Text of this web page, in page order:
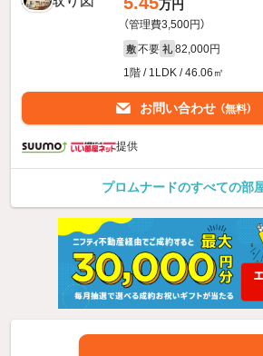
万円
（管理費3,500円）
敷 不要 礼 82,000円
1階 / 1LDK / 46.06㎡
お問い合わせ （無料）
提供
プロムナードのすべての部